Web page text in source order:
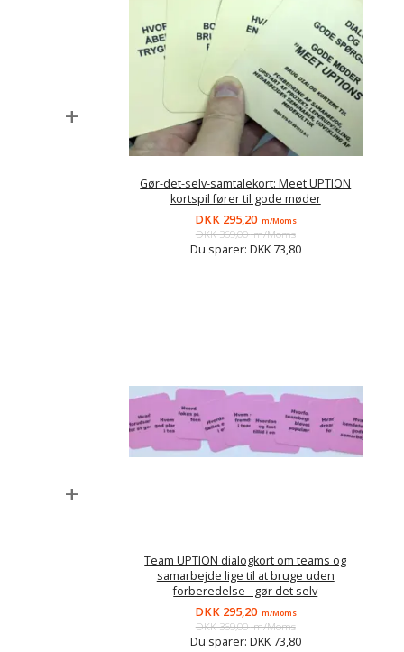
+
Gør-det-selv-samtalekort: Meet UPTION
kortspil fører til gode møder
DKK 295,20 m/Moms
DKK 369,00m/Moms
Du sparer: DKK 73,80
+
Team UPTION dialogkort om teams og
samarbejde lige til at bruge uden
forberedelse - gør det selv
DKK 295,20 m/Moms
DKK 369,00m/Moms
Du sparer: DKK 73,80